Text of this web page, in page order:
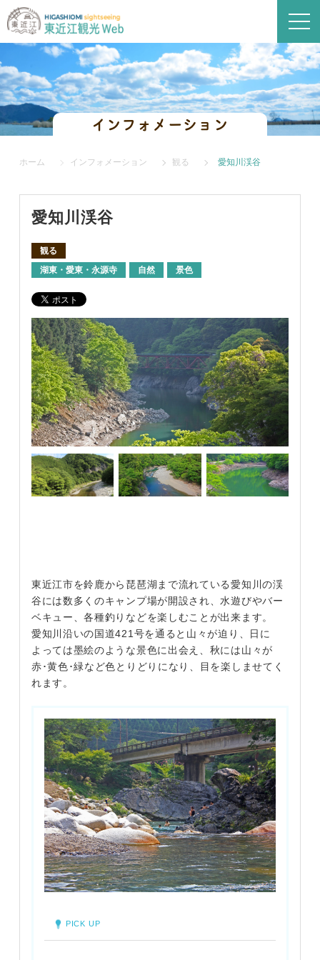
インフォメーション
ホーム インフォメーション 観る 愛知川渓谷
愛知川渓谷
観る
湖東・愛東・永源寺
自然 景色
東近江市を鈴鹿から琵琶湖まで流れている愛知川の渓
谷には数多くのキャンプ場が開設され、水遊びやバー
ベキュー、各種釣りなどを楽しむことが出来ます。
愛知川沿いの国道421号を通ると山々が迫り、日に
よっては墨絵のような景色に出会え、秋には山々が
赤･黄色･緑など色とりどりになり、目を楽しませてく
れます。
PICK UP